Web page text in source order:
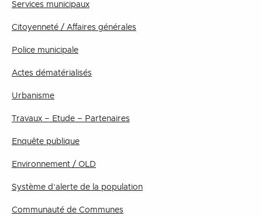
Services municipaux
Citoyenneté / Affaires générales
Police municipale
Actes dématérialisés
Urbanisme
Travaux – Etude – Partenaires
Enquête publique
Environnement / OLD
Système d’alerte de la population
Communauté de Communes